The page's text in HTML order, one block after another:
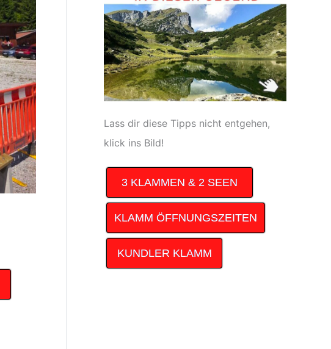
Lass dir diese Tipps nicht entgehen,
klick ins Bild!
3 KLAMMEN & 2 SEEN
KLAMM ÖFFNUNGSZEITEN
KUNDLER KLAMM